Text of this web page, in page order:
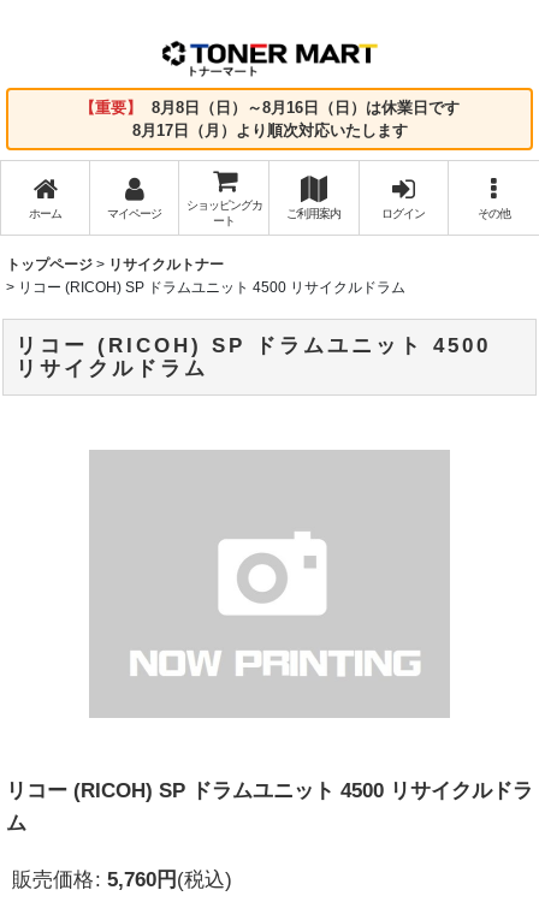
【重要】
8月8日（日）～8月16日（日）は休業日です
8月17日（月）より順次対応いたします
ホーム マイページ
ショッピングカ
ート
ご利用案内 ログイン その他
トップページ > リサイクルトナー
> リコー (RICOH) SP ドラムユニット 4500 リサイクルドラム
リコー (RICOH) SP ドラムユニット 4500
リサイクルドラム
リコー (RICOH) SP ドラムユニット 4500 リサイクルドラ
ム
販売価格: 5,760円 (税込)